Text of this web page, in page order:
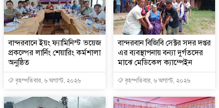
বান্দরবানে ইয়ং ফ্যামিনিস্ট ভয়েজ
প্রকল্পের লার্নিং শেয়ারিং কর্মশালা
অনুষ্ঠিত
বৃহস্পতিবার, ৬ অগাস্ট, ২০২৬
বান্দরবান বিজিবি সেক্টর সদর দপ্তর
এর ব্যবস্থাপনায় বন্যা দুর্গতদের
মাঝে মেডিকেল ক্যাম্পেইন
বৃহস্পতিবার, ৬ অগাস্ট, ২০২৬